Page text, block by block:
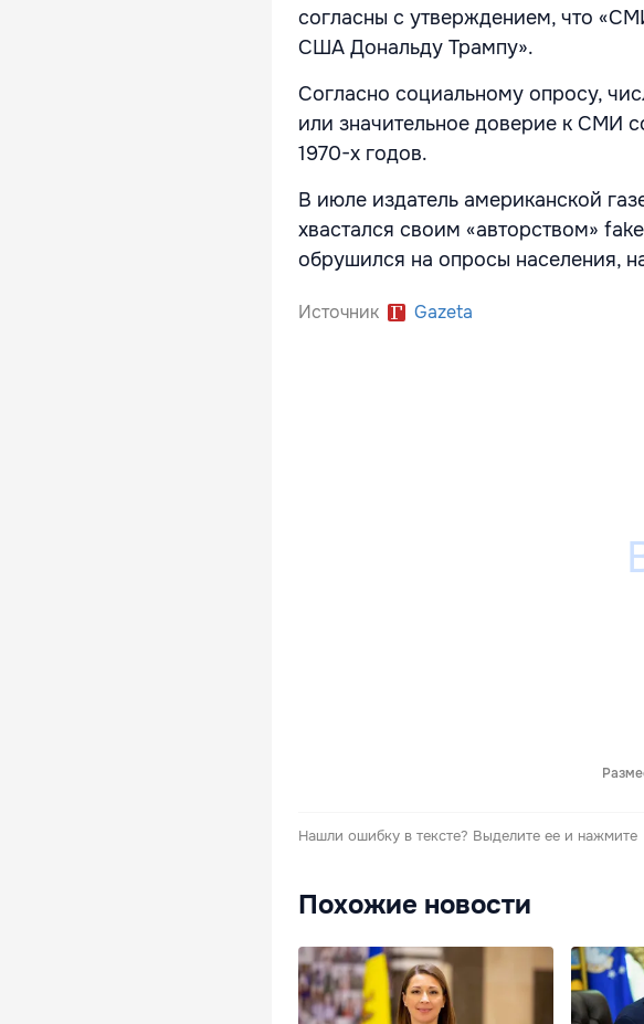
согласны с утверждением, что
США Дональду Трампу».
Согласно социальному опросу,
или значительное доверие к СМИ
1970-х годов.
В июле издатель американской
хвастался своим «авторством»
обрушился на опросы населения,
Источник Gazeta
Нашли ошибку в тексте? Выделите ее и нажмите
Похожие новости